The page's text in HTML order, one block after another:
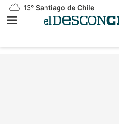
13° Santiago de Chile